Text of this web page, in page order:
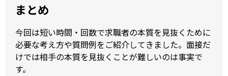
まとめ
今回は短い時間・回数で求職者の本質を見抜くために
必要な考え方や質問例をご紹介してきました。面接だ
けでは相手の本質を見抜くことが難しいのは事実で
す。